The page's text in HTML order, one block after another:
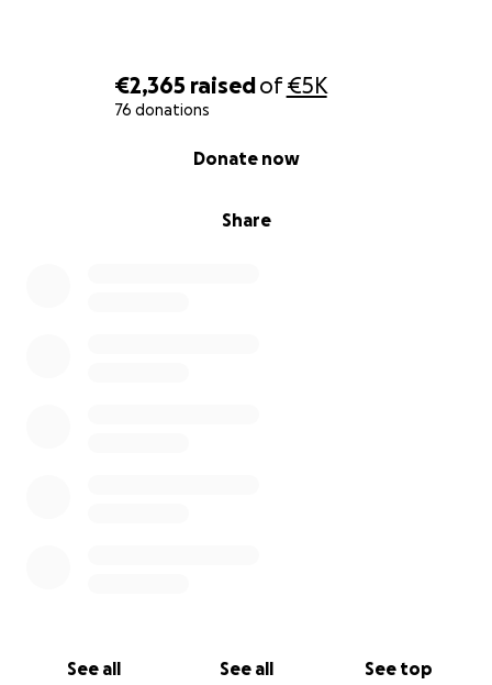
€2,365 raisedof€5K
76 donations
Share
Donate now
See all See all See top